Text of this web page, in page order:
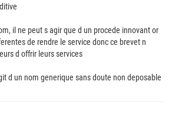
il ne peut s agir que d un procede innovant or
de rendre le service donc ce brevet n
d offrir leurs services
d un nom generique sans doute non deposable